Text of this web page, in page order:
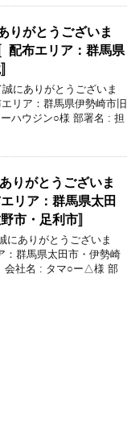
りがとうございま
配布エリア：群馬県
にありがとうございま
リア：群馬県伊勢崎市旧
ハウジン○様 部署名 : 担
りがとうございま
リア：群馬県太田
市・足利市〛
にありがとうございま
群馬県太田市・伊勢崎
会社名 : タマ○ー△様 部